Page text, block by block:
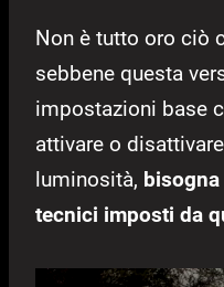
Non è tutto oro ciò
sebbene questa
impostazioni base
attivare o
luminosità,
tecnici imposti da